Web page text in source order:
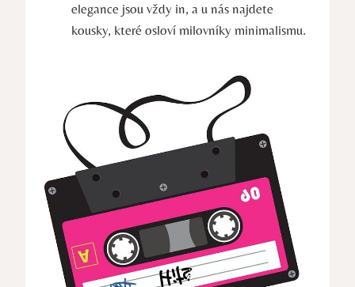
elegance jsou vždy in, a u nás najdete
kousky, které osloví milovníky minimalismu.